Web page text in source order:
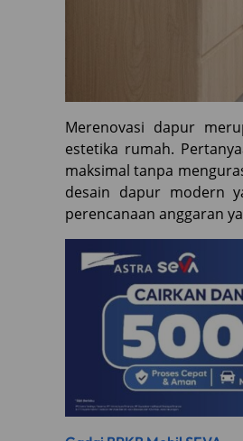
Merenovasi dapur
estetika rumah.
maksimal tanpa
desain dapur modern
perencanaan anggaran